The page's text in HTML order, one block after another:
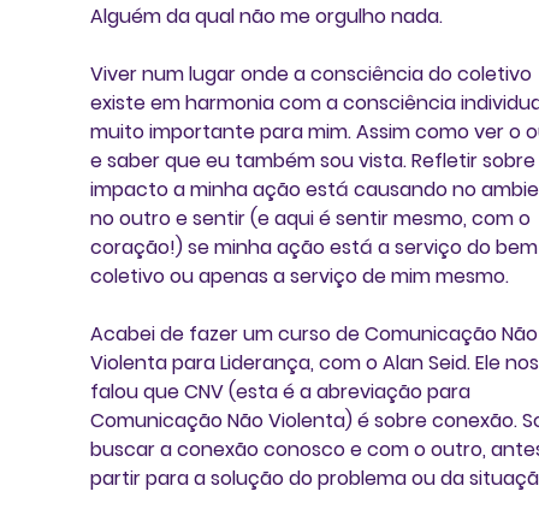
Alguém da qual não me orgulho nada.
Viver num lugar onde a consciência do coletivo
existe em harmonia com a consciência
muito importante para mim. Assim como ver o
e saber que eu também sou vista. Refletir
impacto a minha ação está causando no
no outro e sentir (e aqui é sentir mesmo, com o
coração!) se minha ação está a serviço do
coletivo ou apenas a serviço de mim mesmo.
Acabei de fazer um curso de Comunicação
Violenta para Liderança, com o Alan Seid. Ele
falou que CNV (esta é a abreviação para
Comunicação Não Violenta) é sobre conexão.
buscar a conexão conosco e com o outro,
partir para a solução do problema ou da